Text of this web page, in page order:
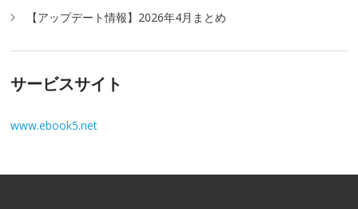
【アップデート情報】2026年4月まとめ
サービスサイト
www.ebook5.net